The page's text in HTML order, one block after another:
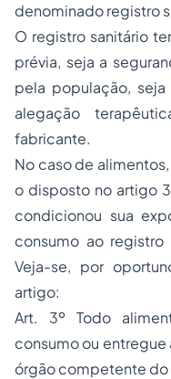
denominadoregistro
O registro sanitário
prévia, seja a
pela população, seja
alegação
fabricante.
No caso de alimentos
o disposto no artigo
condicionou sua
consumo ao registro
Veja-se, por
artigo:
Art. 3º Todo
consumo ou
órgão competente do